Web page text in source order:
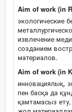
Aim of work (in
экологические
извлечение
созданием
материалов.
Aim of work (in
инновациялық,
пен басқа да
қамтамасыз